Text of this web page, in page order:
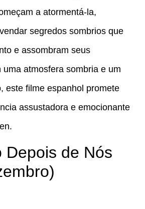
a atormentá-la,
segredos sombrios que
e assombram seus
uma atmosfera sombria e um
este filme espanhol promete
assustadora e emocionante
Depois de Nós